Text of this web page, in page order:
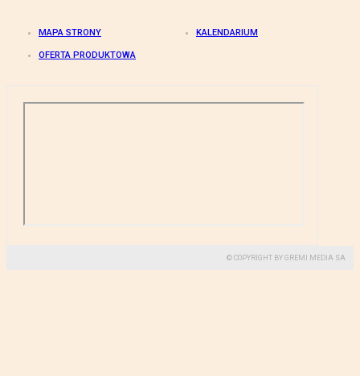
MAPA STRONY KALENDARIUM
OFERTA PRODUKTOWA
© COPYRIGHT BY GREMI MEDIA SA